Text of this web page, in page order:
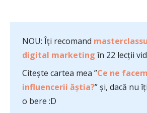
NOU: Îți recomand
digital marketing în 22 lecții
Citește cartea mea ”Ce ne
influencerii ăștia?” și, dacă nu
o bere :D